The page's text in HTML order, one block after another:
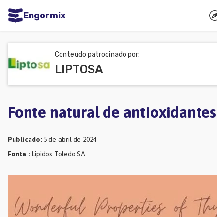
Engormix
Micotoxinas
Suinocultura
de
Pecuária
leite
Conteúdo patrocinado por:
LIPTOSA
Fonte natural de
Publicado: 5 de abril de 2024
Fonte : Lipidos Toledo SA